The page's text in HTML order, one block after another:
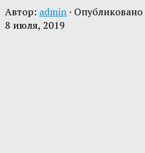
Автор: admin · Опубликовано
8 июля, 2019